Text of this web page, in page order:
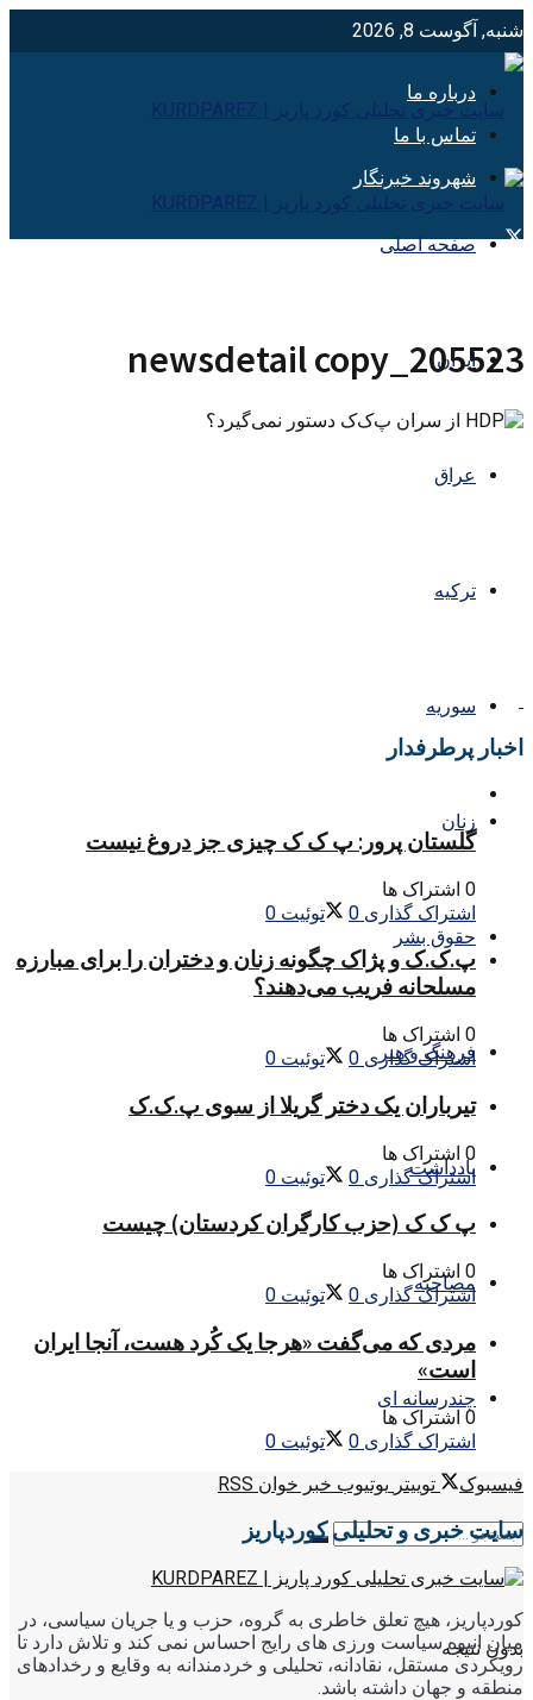
شنبه, آگوست 8, 2026
درباره ما
تماس با ما
شهروند خبرنگار
صفحه اصلی
ایران
عراق
ترکیه
سوریه
زنان
حقوق بشر
فرهنگ و هنر
یادداشت
مصاحبه
چندرسانه ای
بدون نتیجه
205523_newsdetail copy
اخبار پرطرفدار
گلستان پرور: پ ک ک چیزی جز دروغ نیست
0 اشتراک ها
اشتراک گذاری 0 توئیت 0
پ.ک.ک و پژاک چگونه زنان و دختران را برای مبارزه
مسلحانه فریب می‌دهند؟
0 اشتراک ها
اشتراک گذاری 0 توئیت 0
تیرباران یک دختر گریلا از سوی پ.ک.ک
0 اشتراک ها
اشتراک گذاری 0 توئیت 0
پ ک ک (حزب کارگران کردستان) چیست
0 اشتراک ها
اشتراک گذاری 0 توئیت 0
مردی که می‌گفت «هرجا یک کُرد هست، آنجا ایران
است»
0 اشتراک ها
اشتراک گذاری 0 توئیت 0
فیسبوک
توییتر یوتیوب خبر خوان RSS
سایت خبری و تحلیلی کوردپاریز
کوردپاریز، هیچ تعلق خاطری به گروه، حزب و یا جریان سیاسی، در
میان انبوه سیاست ورزی های رایج احساس نمی کند و تلاش دارد تا
رویکردی مستقل، نقادانه، تحلیلی و خردمندانه به وقایع و رخدادهای
منطقه و جهان داشته باشد.